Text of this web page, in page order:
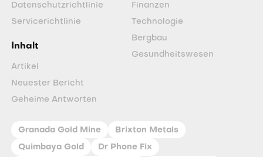
Datenschutzrichtlinie
Servicerichtlinie
Inhalt
Artikel
Neuester Bericht
Geheime Antworten
Finanzen
Technologie
Bergbau
Gesundheitswesen
Granada Gold Mine Brixton Metals
Quimbaya Gold Dr Phone Fix